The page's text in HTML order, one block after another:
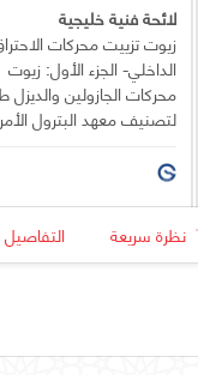
لائحة فنية خليجية
زيوت تزييت محركات
الداخلي- الجزء الأول: زيوت
محركات الجازولين والديزل
لتصنيف معهد البترول
نظرة سريعة التفاصيل